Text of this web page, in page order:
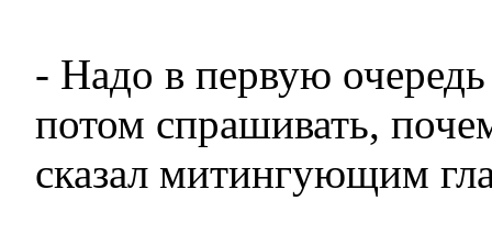
- Надо в первую
потом спрашивать,
сказал митингующим